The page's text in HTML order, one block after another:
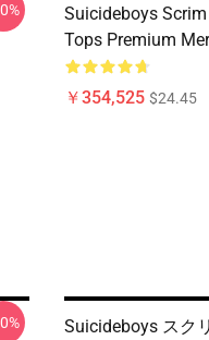
Suicideboys
Tops Premium
￥354,525 $24.45
Suicideboys スク